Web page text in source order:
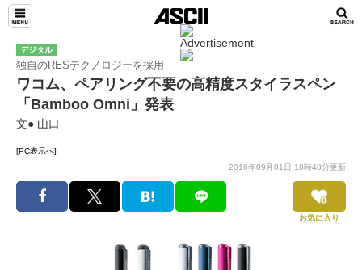
デジタル
独自のRESテクノロジーを採用
ワコム、ペアリング不要の高精度スタイラスペン
「Bamboo Omni」発表
文● 山口
[PC表示へ]
2016年09月01日 18時48分更新
お気に入り